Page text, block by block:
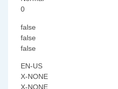
0
false
false
false
EN-US
X-NONE
X-NONE